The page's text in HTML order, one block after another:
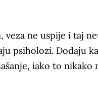
veza ne uspije i taj
psiholozi. Dodaju
iako to nikako